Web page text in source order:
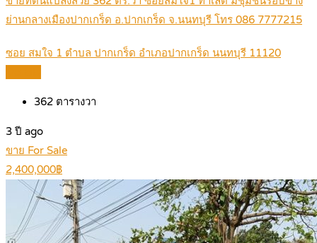
ย่านกลางเมืองปากเกร็ด อ.ปากเกร็ด จ.นนทบุรี โทร 086 7777215
ซอย สมใจ 1 ตำบล ปากเกร็ด อำเภอปากเกร็ด นนทบุรี 11120
362 ตารางวา
3 ปี ago
ขาย For Sale
2,400,000฿